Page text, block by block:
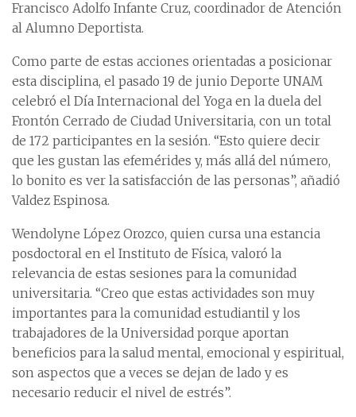
Francisco Adolfo Infante Cruz, coordinador de Atención
al Alumno Deportista.
Como parte de estas acciones orientadas a posicionar
esta disciplina, el pasado 19 de junio Deporte UNAM
celebró el Día Internacional del Yoga en la duela del
Frontón Cerrado de Ciudad Universitaria, con un total
de 172 participantes en la sesión. “Esto quiere decir
que les gustan las efemérides y, más allá del número,
lo bonito es ver la satisfacción de las personas”, añadió
Valdez Espinosa.
Wendolyne López Orozco, quien cursa una estancia
posdoctoral en el Instituto de Física, valoró la
relevancia de estas sesiones para la comunidad
universitaria. “Creo que estas actividades son muy
importantes para la comunidad estudiantil y los
trabajadores de la Universidad porque aportan
beneficios para la salud mental, emocional y espiritual,
son aspectos que a veces se dejan de lado y es
necesario reducir el nivel de estrés”.